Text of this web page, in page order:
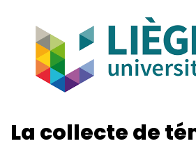
La collecte de